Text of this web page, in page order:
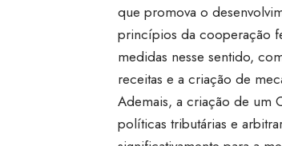
que promova o
princípios da cooperação
medidas nesse sentido,
receitas e a criação de
Ademais, a criação de um
políticas tributárias e